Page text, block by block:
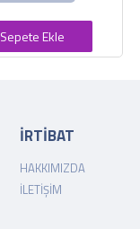
Sepete Ekle
İRTİBAT
HAKKIMIZDA
İLETIŞIM